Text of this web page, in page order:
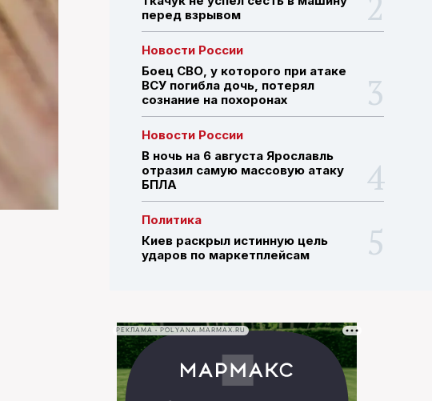
ПОИСК ПО САЙТУ
перед взрывом
Новости России
Боец СВО, у которого при атаке
ВСУ погибла дочь, потерял
сознание на похоронах
Новости России
В ночь на 6 августа Ярославль
отразил самую массовую атаку
БПЛА
Политика
Киев раскрыл истинную цель
ударов по маркетплейсам
РЕКЛАМА • POLYANA.MARMAX.RU